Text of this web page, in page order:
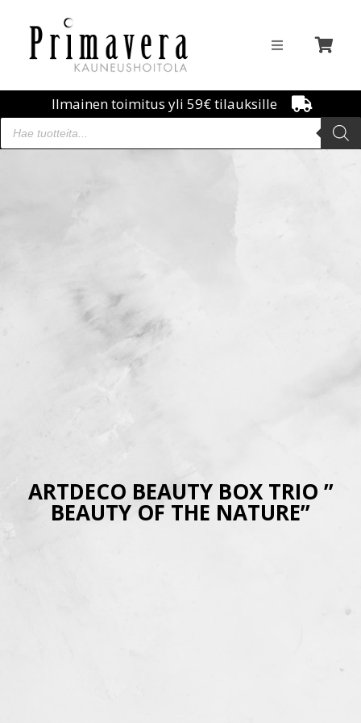
Ilmainen toimitus yli 59€ tilauksille
ARTDECO BEAUTY BOX TRIO ”
BEAUTY OF THE NATURE”